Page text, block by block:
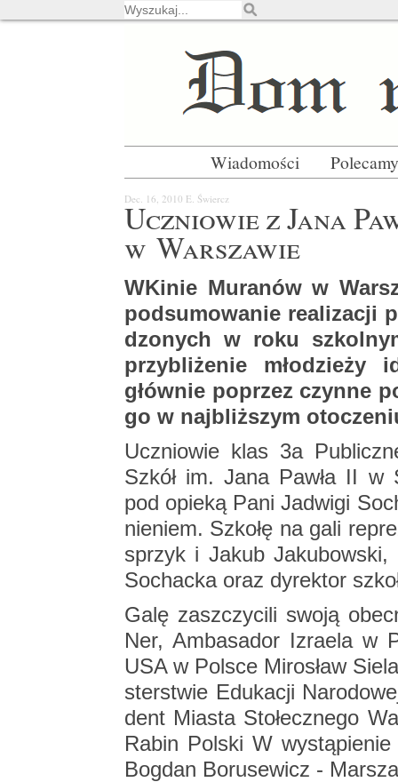
Wiadomości Polecamy
Dec. 16, 2010 E. Świercz
Ucznio­wie z Jana
w War­sza­wie
WKi­nie Mu­ra­nów w
pod­su­mo­wa­nie re­ali­za­cji
dzo­nych w roku
przy­bli­że­nie mło­dzie­ży
głów­nie po­przez czyn­ne
go w naj­bliż­szym
Ucznio­wie klas 3a
Szkół im. Jana Pawła II w
pod opie­ką Pani Ja­dwi­gi
nie­niem. Szko­łę na gali
sprzyk i Jakub
So­chac­ka oraz dy­rek­tor
Galę za­szczy­ci­li swoją
Ner, Am­ba­sa­dor Izra­ela w
USA w Pol­sce Mi­ro­sław
ster­stwie Edu­ka­cji
dent Mia­sta Sto­łecz­ne­go
Rabin Pol­ski W
Bog­dan Bo­ru­se­wicz -